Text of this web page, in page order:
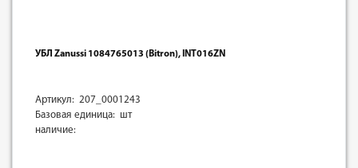
УБЛ Zanussi 1084765013 (Bitron), INT016ZN
Артикул: 207_0001243
Базовая единица: шт
наличие: